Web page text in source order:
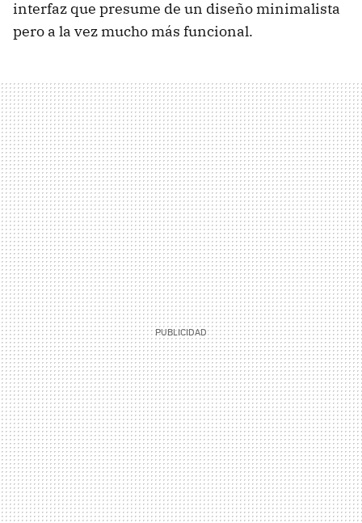
interfaz que presume de un diseño minimalista
pero a la vez mucho más funcional.